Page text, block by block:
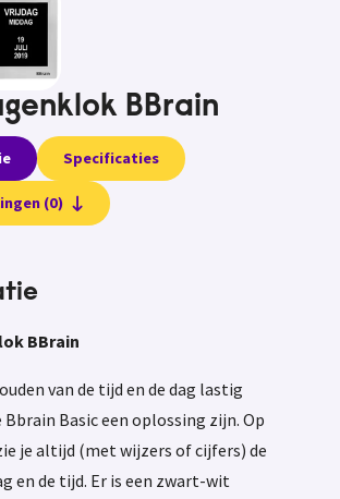
BBrain
Specificaties
(0)
BBrain
van de tijd en de dag lastig
Basic een oplossing zijn. Op
je altijd (met wijzers of cijfers) de
en de tijd. Er is een zwart-wit